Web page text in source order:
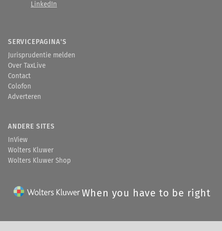
LinkedIn
SERVICEPAGINA'S
Jurisprudentie melden
Over TaxLive
Contact
Colofon
Adverteren
ANDERE SITES
InView
Wolters Kluwer
Wolters Kluwer Shop
When you have to be right